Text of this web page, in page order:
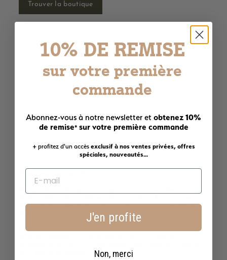
Trouver la boutique
Nos engagements
réduisons leur empreinte carbone et favorisons une production
Composés d’au moins 90 % d’ingrédients d’origine naturelle, nos
10% DE REMISE
sur votre première
commande
Abonnez-vous à notre newsletter et obtenez 10%
de remise*sur votre première commande
+ profitez d'un accès exclusif à nos ventes privées, offres
spéciales, nouveautés...
J'en profite
Non, merci